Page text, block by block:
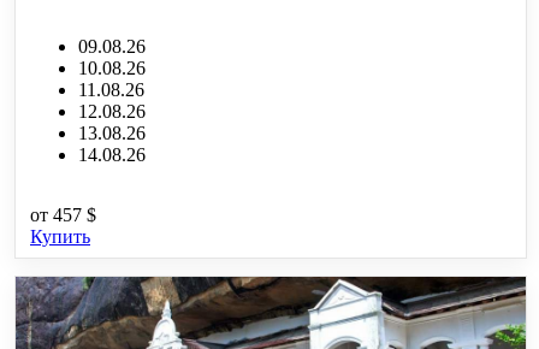
09.08.26
10.08.26
11.08.26
12.08.26
13.08.26
14.08.26
от 457 $
Купить